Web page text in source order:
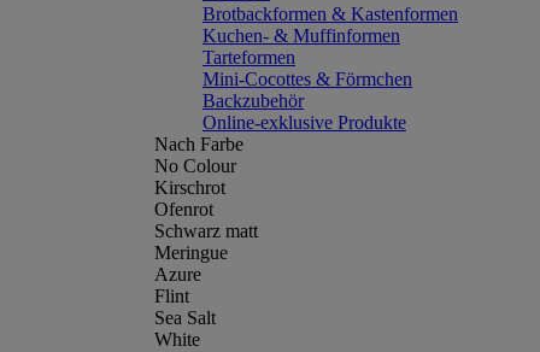
Brotbackformen & Kastenformen
Kuchen- & Muffinformen
Tarteformen
Mini-Cocottes & Förmchen
Backzubehör
Online-exklusive Produkte
Nach Farbe
No Colour
Kirschrot
Ofenrot
Schwarz matt
Meringue
Azure
Flint
Sea Salt
White